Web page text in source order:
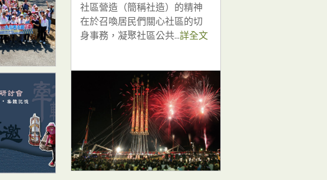
社區營造（簡稱社造）的精神
在於召喚居民們關心社區的切
身事務，凝聚社區公共...詳全文